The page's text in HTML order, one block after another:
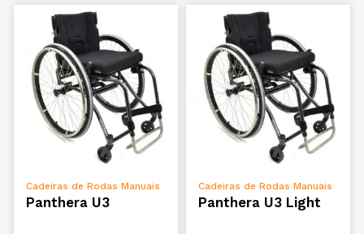
ADICIONAR
Cadeiras de Rodas Manuais
Panthera U3
ADICIONAR
Cadeiras de Rodas Manuais
Panthera U3 Light